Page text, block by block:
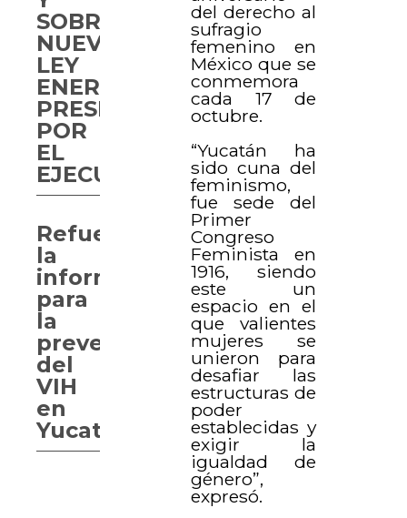
del derecho al
sufragio
femenino en
México que se
conmemora
cada 17 de
octubre.
“Yucatán ha
sido cuna del
feminismo,
fue sede del
Primer
Congreso
Feminista en
1916, siendo
este un
espacio en el
que valientes
mujeres se
unieron para
desafiar las
estructuras de
poder
establecidas y
exigir la
igualdad de
género”,
expresó.
SOBRE
NUEVA
LEY
ENERGÉTICA
PRESENTADA
POR
EL
EJECUTIVO
Refuerzan
la
información
para
la
prevención
del
VIH
en
Yucatán